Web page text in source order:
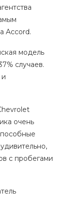
Accord.
модель
случаев.
очень
с пробегами